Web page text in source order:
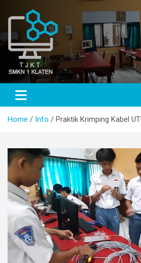
TJKT SMKN 1
TJKT SMKN 1 KLATEN
Home Info Praktik Krimping Kabel